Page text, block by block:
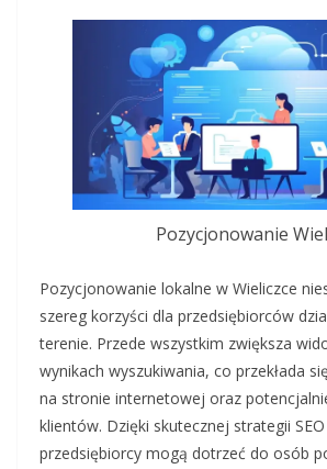
Pozycjonowanie
Pozycjonowanie lokalne w Wieliczce
szereg korzyści dla przedsiębiorców
terenie. Przede wszystkim zwiększa
wynikach wyszukiwania, co przekłada
na stronie internetowej oraz
klientów. Dzięki skutecznej strategii
przedsiębiorcy mogą dotrzeć do osób